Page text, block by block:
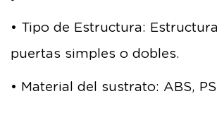
• Tipo de Estructura:
puertas simples o dobles.
• Material del sustrato: ABS,